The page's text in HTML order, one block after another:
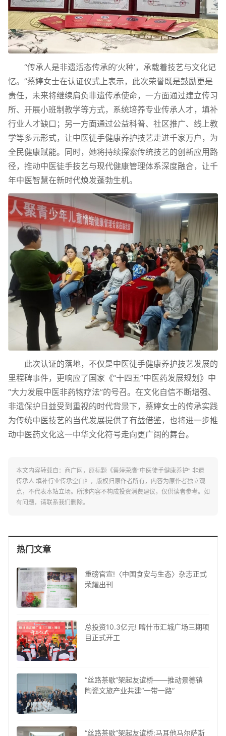
“传承人是非遗活态传承的‘火种’，承载着技艺与文化记
忆。”蔡婷女士在认证仪式上表示，此次荣誉既是鼓励更是
责任，未来将继续肩负非遗传承使命，一方面通过建立传习
所、开展小班制教学等方式，系统培养专业传承人才，填补
行业人才缺口；另一方面通过公益科普、社区推广、线上教
学等多元形式，让中医徒手健康养护技艺走进千家万户，为
全民健康赋能。同时，她将持续探索传统技艺的创新应用路
径，推动中医徒手技艺与现代健康管理体系深度融合，让千
年中医智慧在新时代焕发蓬勃生机。
此次认证的落地，不仅是中医徒手健康养护技艺发展的
里程碑事件，更响应了国家《“十四五”中医药发展规划》中
“大力发展中医非药物疗法”的号召。在文化自信不断增强、
非遗保护日益受到重视的时代背景下，蔡婷女士的传承实践
为传统中医技艺的当代发展提供了有益借鉴，也将进一步推
动中医药文化这一中华文化符号走向更广阔的舞台。
本文内容转载自：商广网，原标题《蔡婷荣膺“中医徒手健康养护” 非遗
传承人 填补行业传承空白》，版权归原作者所有，内容为原作者独立观
点，不代表本站立场。所涉内容不构成投资消费建议，仅供读者参考。如
有问题，请联系我们删除。
热门文章
重磅官宣!〈中国食安与生态〉杂志正式
荣耀出刊
总投资10.3亿元! 喀什市汇城广场三期项
目正式开工
“丝路茶歇”架起友谊桥——推动景德镇
陶瓷文旅产业共建“一带一路”
“丝路茶歇”架起友谊桥:马耳他马尔萨斯